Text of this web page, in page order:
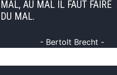
MAL, AU MAL IL FAUT FAIRE
DU MAL.
- Bertolt Brecht -